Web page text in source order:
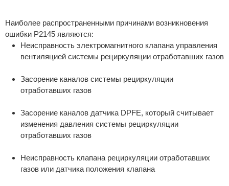
Наиболее распространенными причинами возникновения
ошибки P2145 являются:
Неисправность электромагнитного клапана управления
вентиляцией системы рециркуляции отработавших газов
Засорение каналов системы рециркуляции
отработавших газов
Засорение каналов датчика DPFE, который считывает
изменения давления системы рециркуляции
отработавших газов
Неисправность клапана рециркуляции отработавших
газов или датчика положения клапана